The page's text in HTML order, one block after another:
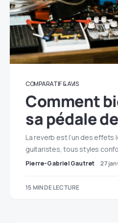
COMPARATIF & AVIS
Comment
sa pédale
La reverb est l’un des effets
guitaristes, tous styles
Pierre-Gabriel Gautret 27
15 MIN DE LECTURE